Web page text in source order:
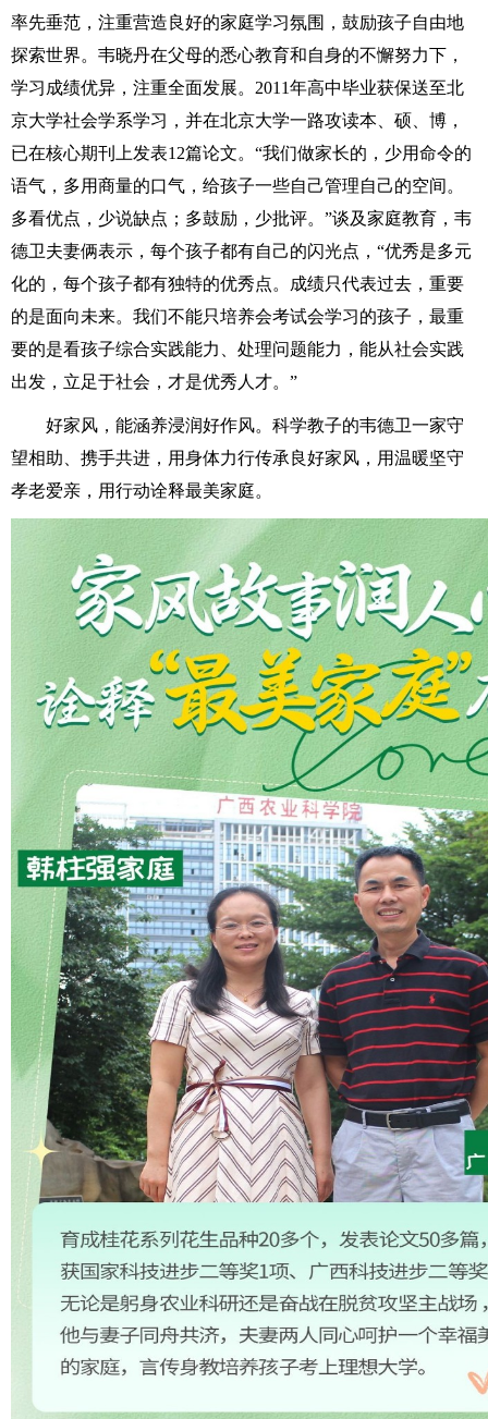
率先垂范，注重营造良好的家庭学习氛围，鼓励孩子自由地
探索世界。韦晓丹在父母的悉心教育和自身的不懈努力下，
学习成绩优异，注重全面发展。2011年高中毕业获保送至北
京大学社会学系学习，并在北京大学一路攻读本、硕、博，
已在核心期刊上发表12篇论文。“我们做家长的，少用命令的
语气，多用商量的口气，给孩子一些自己管理自己的空间。
多看优点，少说缺点；多鼓励，少批评。”谈及家庭教育，韦
德卫夫妻俩表示，每个孩子都有自己的闪光点，“优秀是多元
化的，每个孩子都有独特的优秀点。成绩只代表过去，重要
的是面向未来。我们不能只培养会考试会学习的孩子，最重
要的是看孩子综合实践能力、处理问题能力，能从社会实践
出发，立足于社会，才是优秀人才。”
好家风，能涵养浸润好作风。科学教子的韦德卫一家守
望相助、携手共进，用身体力行传承良好家风，用温暖坚守
孝老爱亲，用行动诠释最美家庭。